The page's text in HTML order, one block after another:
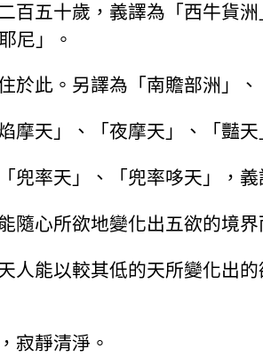
百五十歲，義譯為「西牛貨
尼」。
於此。另譯為「南贍部洲」
摩天」、「夜摩天」、「豔天
兜率天」、「兜率哆天」，義
隨心所欲地變化出五欲的境
人能以較其低的天所變化出
寂靜清淨。